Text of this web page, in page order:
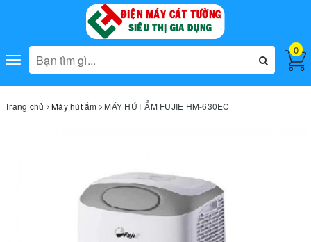
Toggle
navigation
0
Trang chủ Máy hút ẩm MÁY HÚT ẨM FUJIE HM-630EC